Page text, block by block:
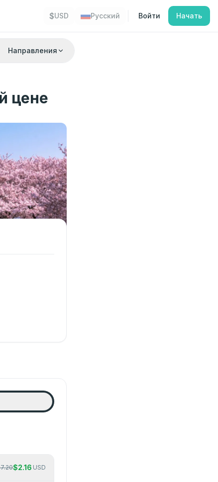
$USD Русский Войти Начать
Направления
цене
7.20$2.16 USD